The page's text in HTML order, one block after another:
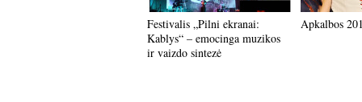
Festivalis „Pilni ekranai:
Kablys“ – emocinga muzikos
ir vaizdo sintezė
Apkalbos